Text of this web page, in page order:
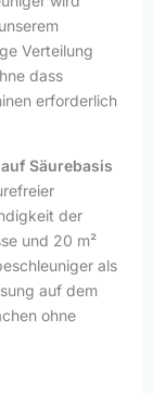
Verteilung
dass
erforderlich
Säurebasis
der
und 20 m²
als
auf dem
ohne